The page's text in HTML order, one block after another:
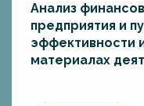
Анализ
предприятия и
эффективности
материалах